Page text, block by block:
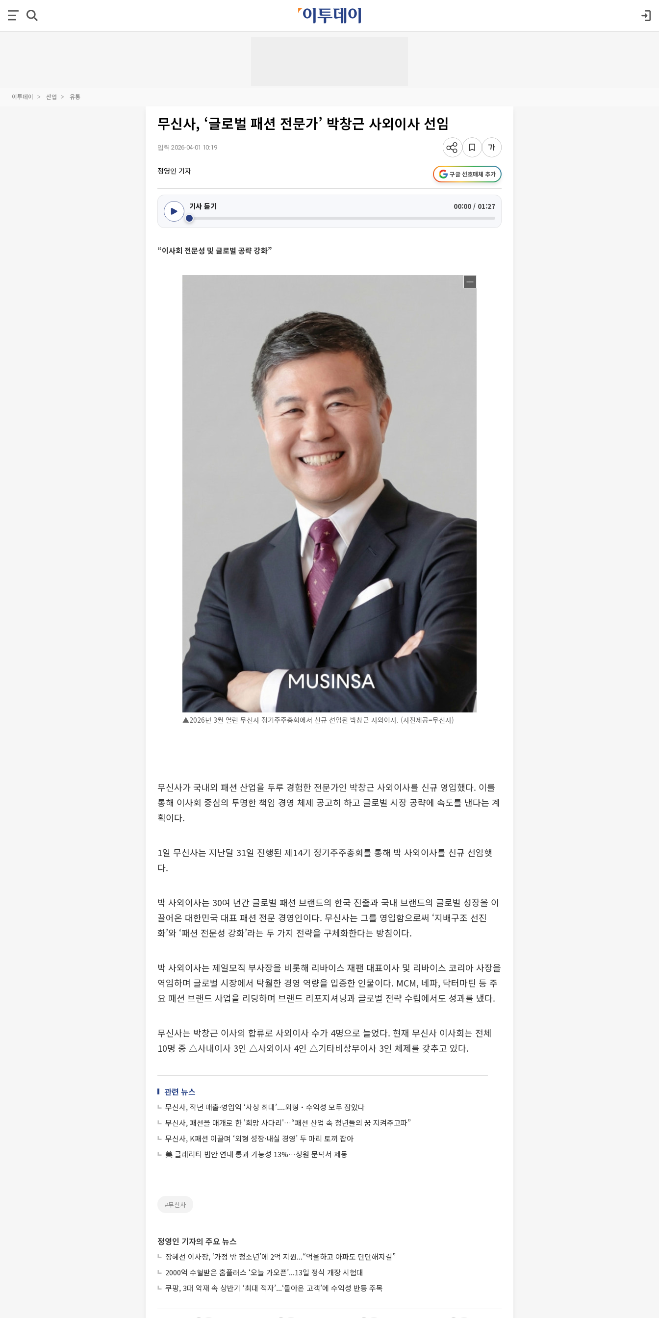
이투데이 산업 유통
무신사, ‘글로벌 패션 전문가’ 박창근 사외이사 선임
입력 2026-04-01 10:19
정영인 기자 구글 선호매체 추가
기사 듣기 00:00 / 01:27
“이사회 전문성 및 글로벌 공략 강화”
▲2026년 3월 열린 무신사 정기주주총회에서 신규 선임된 박창근 사외이사. (사진제공=무신사)
무신사가 국내외 패션 산업을 두루 경험한 전문가인 박창근 사외이사를 신규 영입했다. 이를
통해 이사회 중심의 투명한 책임 경영 체제 공고히 하고 글로벌 시장 공략에 속도를 낸다는 계
획이다.
1일 무신사는 지난달 31일 진행된 제14기 정기주주총회를 통해 박 사외이사를 신규 선임햇
다.
박 사외이사는 30여 년간 글로벌 패션 브랜드의 한국 진출과 국내 브랜드의 글로벌 성장을 이
끌어온 대한민국 대표 패션 전문 경영인이다. 무신사는 그를 영입함으로써 ‘지배구조 선진
화’와 ‘패션 전문성 강화’라는 두 가지 전략을 구체화한다는 방침이다.
박 사외이사는 제일모직 부사장을 비롯해 리바이스 재팬 대표이사 및 리바이스 코리아 사장을
역임하며 글로벌 시장에서 탁월한 경영 역량을 입증한 인물이다. MCM, 네파, 닥터마틴 등 주
요 패션 브랜드 사업을 리딩하며 브랜드 리포지셔닝과 글로벌 전략 수립에서도 성과를 냈다.
무신사는 박창근 이사의 합류로 사외이사 수가 4명으로 늘었다. 현재 무신사 이사회는 전체
10명 중 △사내이사 3인 △사외이사 4인 △기타비상무이사 3인 체제를 갖추고 있다.
관련 뉴스
무신사, 작년 매출·영업익 ‘사상 최대’....외형‧수익성 모두 잡았다
무신사, 패션을 매개로 한 '희망 사다리'…“패션 산업 속 청년들의 꿈 지켜주고파”
무신사, K패션 이끌며 ‘외형 성장·내실 경영’ 두 마리 토끼 잡아
美 클래리티 법안 연내 통과 가능성 13%…상원 문턱서 제동
#무신사
정영인 기자의 주요 뉴스
장혜선 이사장, ‘가정 밖 청소년’에 2억 지원...“억울하고 아파도 단단해지길”
2000억 수혈받은 홈플러스 ‘오늘 가오픈’...13일 정식 개장 시험대
쿠팡, 3대 악재 속 상반기 ‘최대 적자’...‘돌아온 고객’에 수익성 반등 주목